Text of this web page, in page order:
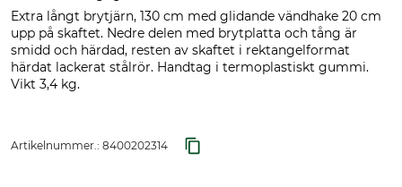
Extra långt brytjärn, 130 cm med glidande vändhake 20 cm
upp på skaftet. Nedre delen med brytplatta och tång är
smidd och härdad, resten av skaftet i rektangelformat
härdat lackerat stålrör. Handtag i termoplastiskt gummi.
Vikt 3,4 kg.
Artikelnummer.: 8400202314